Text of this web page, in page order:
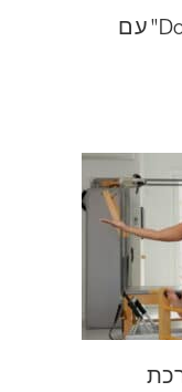
וריאציות של "Double Magic" עם